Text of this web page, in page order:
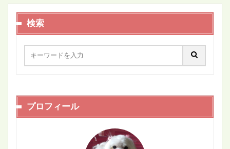
検索
プロフィール